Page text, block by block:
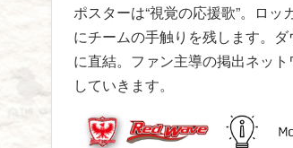
ポスターは“視覚の応援歌”。ロ
にチームの手触りを残します。
に直結。ファン主導の掲出ネッ
していきます。